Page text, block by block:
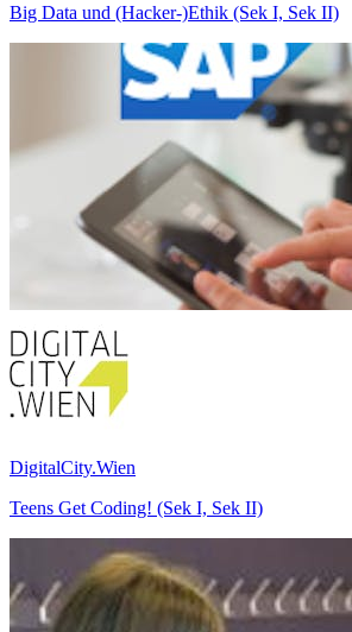
Big Data und (Hacker-)Ethik (Sek I, Sek II)
DigitalCity.Wien
Teens Get Coding! (Sek I, Sek II)